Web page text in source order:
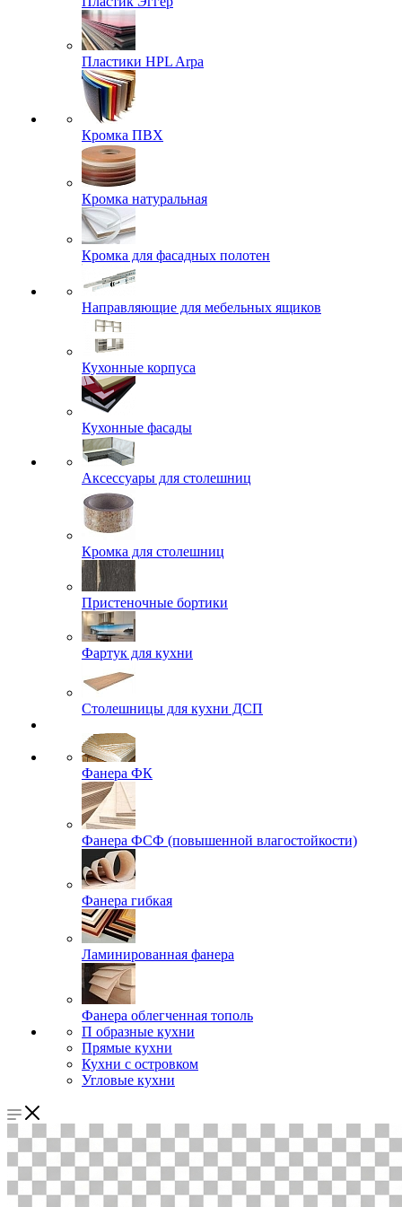
Пластики HPL Arpa
Кромка ПВХ
Кромка натуральная
Кромка для фасадных полотен
Направляющие для мебельных ящиков
Кухонные корпуса
Кухонные фасады
Аксессуары для столешниц
Кромка для столешниц
Пристеночные бортики
Фартук для кухни
Столешницы для кухни ДСП
Фанера ФК
Фанера ФСФ (повышенной влагостойкости)
Фанера гибкая
Ламинированная фанера
Фанера облегченная тополь
П образные кухни
Прямые кухни
Кухни с островком
Угловые кухни